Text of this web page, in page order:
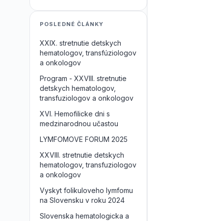
POSLEDNÉ ČLÁNKY
XXIX. stretnutie detskych
hematologov, transfúziologov
a onkologov
Program - XXVIII. stretnutie
detskych hematologov,
transfuziologov a onkologov
XVI. Hemofilicke dni s
medzinarodnou učastou
LYMFOMOVE FORUM 2025
XXVIII. stretnutie detskych
hematologov, transfuziologov
a onkologov
Vyskyt folikuloveho lymfomu
na Slovensku v roku 2024
Slovenska hematologicka a